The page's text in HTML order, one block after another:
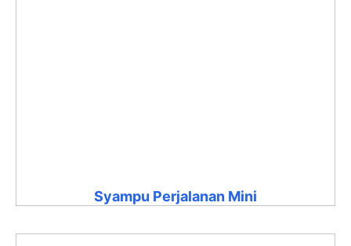
Syampu Perjalanan Mini